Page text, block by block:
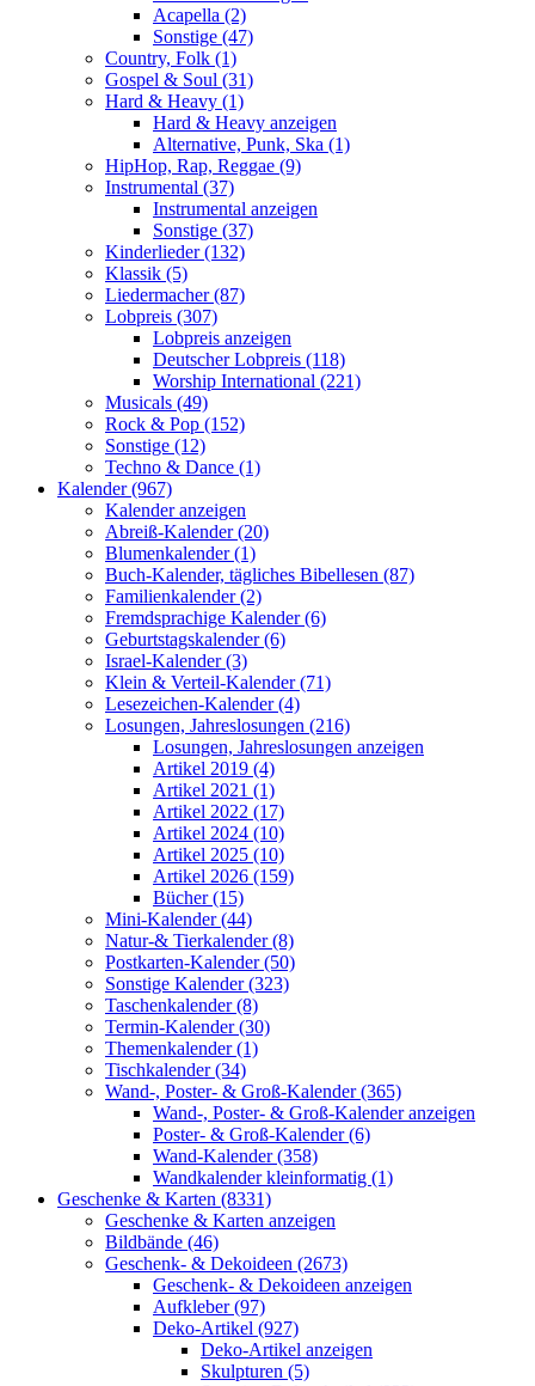
Acapella (2)
Sonstige (47)
Country, Folk (1)
Gospel & Soul (31)
Hard & Heavy (1)
Hard & Heavy anzeigen
Alternative, Punk, Ska (1)
HipHop, Rap, Reggae (9)
Instrumental (37)
Instrumental anzeigen
Sonstige (37)
Kinderlieder (132)
Klassik (5)
Liedermacher (87)
Lobpreis (307)
Lobpreis anzeigen
Deutscher Lobpreis (118)
Worship International (221)
Musicals (49)
Rock & Pop (152)
Sonstige (12)
Techno & Dance (1)
Kalender (967)
Kalender anzeigen
Abreiß-Kalender (20)
Blumenkalender (1)
Buch-Kalender, tägliches Bibellesen (87)
Familienkalender (2)
Fremdsprachige Kalender (6)
Geburtstagskalender (6)
Israel-Kalender (3)
Klein & Verteil-Kalender (71)
Lesezeichen-Kalender (4)
Losungen, Jahreslosungen (216)
Losungen, Jahreslosungen anzeigen
Artikel 2019 (4)
Artikel 2021 (1)
Artikel 2022 (17)
Artikel 2024 (10)
Artikel 2025 (10)
Artikel 2026 (159)
Bücher (15)
Mini-Kalender (44)
Natur-& Tierkalender (8)
Postkarten-Kalender (50)
Sonstige Kalender (323)
Taschenkalender (8)
Termin-Kalender (30)
Themenkalender (1)
Tischkalender (34)
Wand-, Poster- & Groß-Kalender (365)
Wand-, Poster- & Groß-Kalender anzeigen
Poster- & Groß-Kalender (6)
Wand-Kalender (358)
Wandkalender kleinformatig (1)
Geschenke & Karten (8331)
Geschenke & Karten anzeigen
Bildbände (46)
Geschenk- & Dekoideen (2673)
Geschenk- & Dekoideen anzeigen
Aufkleber (97)
Deko-Artikel (927)
Deko-Artikel anzeigen
Skulpturen (5)